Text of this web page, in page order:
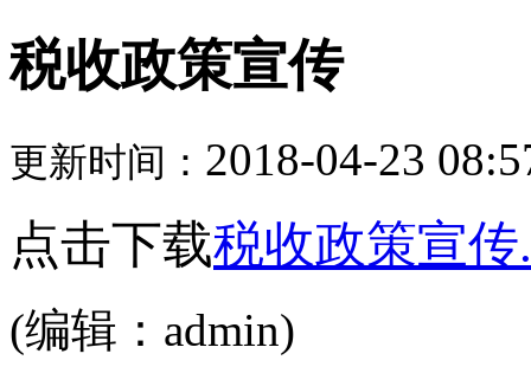
税收政策宣传
更新时间： 2018-04-23
点击下载税收政策宣传
(编辑：admin)